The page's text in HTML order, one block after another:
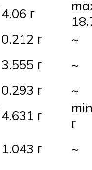
4.06 г
0.212 г
~
3.555 г
~
0.293 г
~
4.631 г
г
1.043 г
~